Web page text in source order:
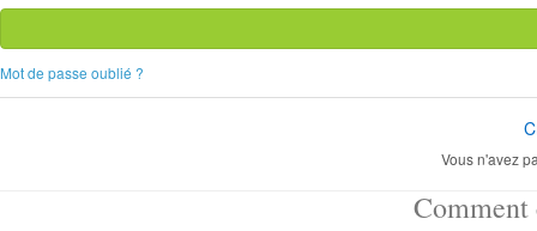
Mot de passe oublié ?
Vous n'avez
Comment